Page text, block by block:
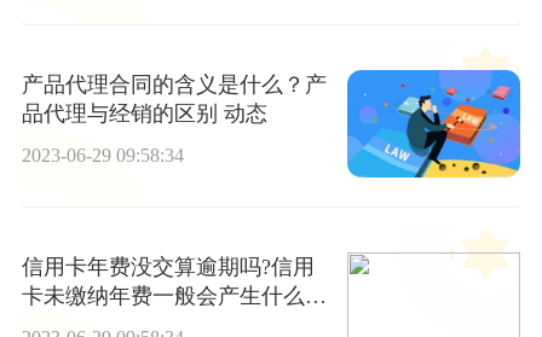
产品代理合同的含义是什么？产
品代理与经销的区别 动态
2023-06-29 09:58:34
信用卡年费没交算逾期吗?信用
卡未缴纳年费一般会产生什么影